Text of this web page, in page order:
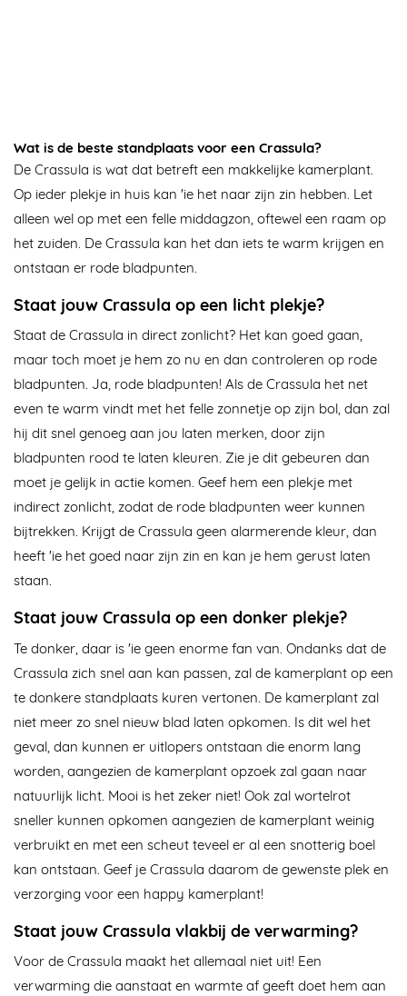
Wat is de beste standplaats voor een Crassula?
De Crassula is wat dat betreft een makkelijke kamerplant.
Op ieder plekje in huis kan 'ie het naar zijn zin hebben. Let
alleen wel op met een felle middagzon, oftewel een raam op
het zuiden. De Crassula kan het dan iets te warm krijgen en
ontstaan er rode bladpunten.
Staat jouw Crassula op een licht plekje?
Staat de Crassula in direct zonlicht? Het kan goed gaan,
maar toch moet je hem zo nu en dan controleren op rode
bladpunten. Ja, rode bladpunten! Als de Crassula het net
even te warm vindt met het felle zonnetje op zijn bol, dan zal
hij dit snel genoeg aan jou laten merken, door zijn
bladpunten rood te laten kleuren. Zie je dit gebeuren dan
moet je gelijk in actie komen. Geef hem een plekje met
indirect zonlicht, zodat de rode bladpunten weer kunnen
bijtrekken. Krijgt de Crassula geen alarmerende kleur, dan
heeft 'ie het goed naar zijn zin en kan je hem gerust laten
staan.
Staat jouw Crassula op een donker plekje?
Te donker, daar is 'ie geen enorme fan van. Ondanks dat de
Crassula zich snel aan kan passen, zal de kamerplant op een
te donkere standplaats kuren vertonen. De kamerplant zal
niet meer zo snel nieuw blad laten opkomen. Is dit wel het
geval, dan kunnen er uitlopers ontstaan die enorm lang
worden, aangezien de kamerplant opzoek zal gaan naar
natuurlijk licht. Mooi is het zeker niet! Ook zal wortelrot
sneller kunnen opkomen aangezien de kamerplant weinig
verbruikt en met een scheut teveel er al een snotterig boel
kan ontstaan. Geef je Crassula daarom de gewenste plek en
verzorging voor een happy kamerplant!
Staat jouw Crassula vlakbij de verwarming?
Voor de Crassula maakt het allemaal niet uit! Een
verwarming die aanstaat en warmte af geeft doet hem aan